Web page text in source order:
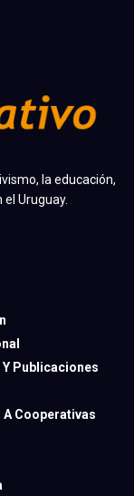
la educación,
el Uruguay.
Publicaciones
A Cooperativas